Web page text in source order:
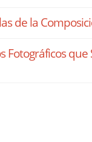
de la
Fotográficos